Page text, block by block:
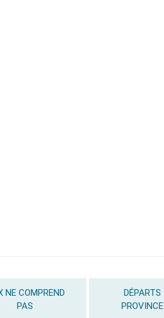
NE COMPREND
PAS
DÉPARTS
PROVINCE